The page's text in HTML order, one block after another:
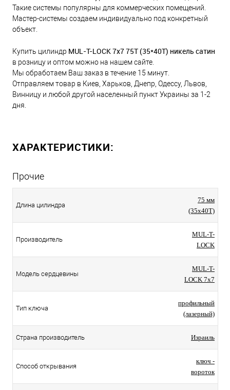
Такие системы популярны для коммерческих помещений.
Мастер-системы создаем индивидуально под конкретный
объект.
Купить цилиндр MUL-T-LOCK 7x7 75Т (35*40T) никель сатин
в розницу и оптом можно на нашем сайте.
Мы обработаем Ваш заказ в течение 15 минут.
Отправляем товар в Киев, Харьков, Днепр, Одессу, Львов,
Винницу и любой другой населенный пункт Украины за 1-2
дня.
ХАРАКТЕРИСТИКИ:
Прочие
Длина цилиндра
75 мм
(35x40T)
Производитель
MUL-T-
LOCK
Модель сердцевины
MUL-T-
LOCK 7x7
Тип ключа
профильный
(лазерный)
Страна производитель Израиль
Способ открывания
ключ -
вороток